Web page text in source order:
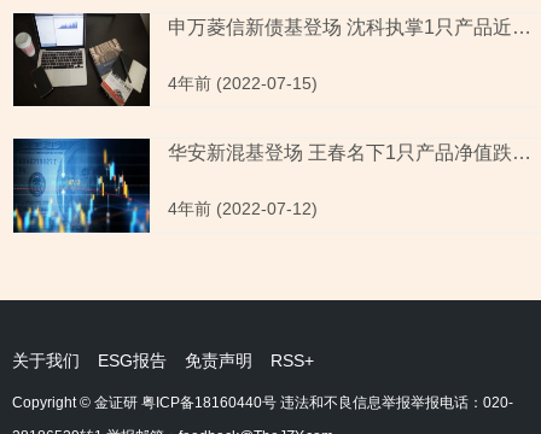
申万菱信新债基登场 沈科执掌1只产品近1月业绩亏损排名不佳
4年前 (2022-07-15)
华安新混基登场 王春名下1只产品净值跌破1元“面值”
4年前 (2022-07-12)
关于我们 ESG报告 免责声明 RSS+
Copyright © 金证研 粤ICP备18160440号 违法和不良信息举报举报电话：020-